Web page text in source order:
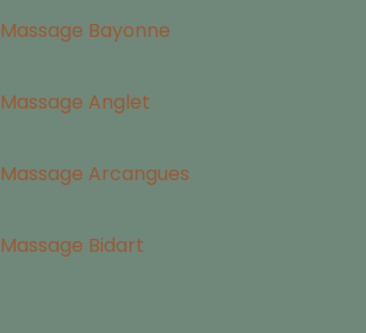
Massage Bayonne
Massage Anglet
Massage Arcangues
Massage Bidart